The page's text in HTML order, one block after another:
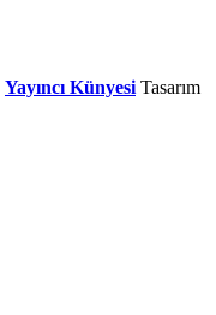
Yayıncı Künyesi Tasarım